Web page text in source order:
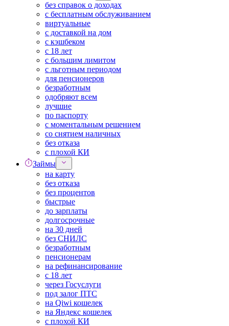
без справок о доходах
с бесплатным обслуживанием
виртуальные
с доставкой на дом
с кэшбеком
с 18 лет
с большим лимитом
с льготным периодом
для пенсионеров
безработным
одобряют всем
лучшие
по паспорту
с моментальным решением
со снятием наличных
без отказа
с плохой КИ
Займы
на карту
без отказа
без процентов
быстрые
до зарплаты
долгосрочные
на 30 дней
без СНИЛС
безработным
пенсионерам
на рефинансирование
с 18 лет
через Госуслуги
под залог ПТС
на Qiwi кошелек
на Яндекс кошелек
с плохой КИ